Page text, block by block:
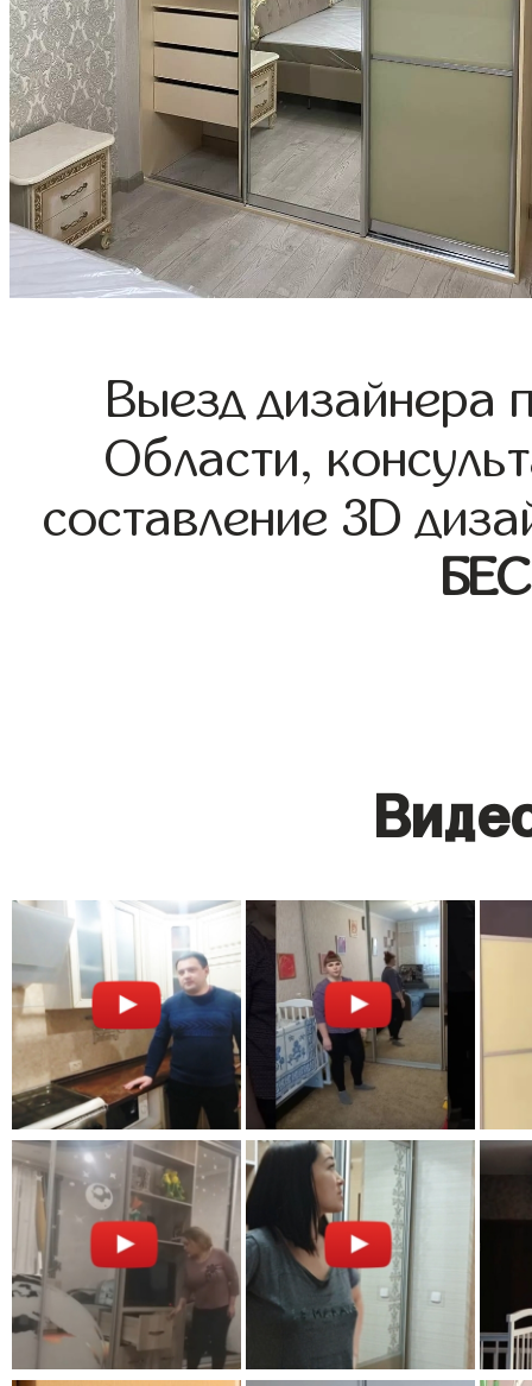
Выезд дизайнера
Области,
составление 3D